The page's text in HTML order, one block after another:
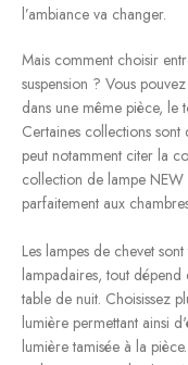
l’ambiance va changer.
Mais comment choisir
suspension ? Vous
dans une même pièce, le
Certaines collections sont
peut notamment citer la
collection de lampe
parfaitement aux
Les lampes de chevet
lampadaires, tout
table de nuit. Choisissez
lumière permettant ainsi
lumière tamisée à la pièce.